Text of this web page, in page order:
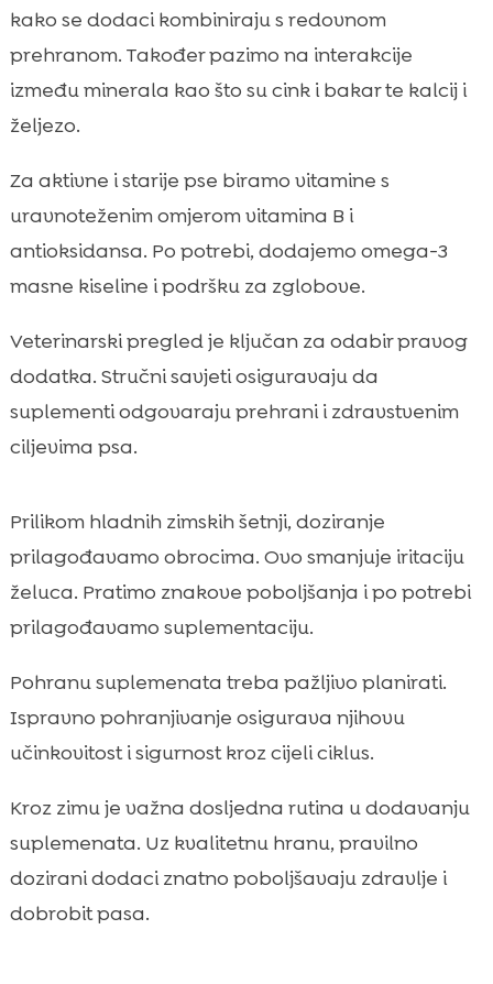
kako se dodaci kombiniraju s redovnom
prehranom. Također pazimo na interakcije
između minerala kao što su cink i bakar te kalcij i
željezo.
Za aktivne i starije pse biramo vitamine s
uravnoteženim omjerom vitamina B i
antioksidansa. Po potrebi, dodajemo omega-3
masne kiseline i podršku za zglobove.
Veterinarski pregled je ključan za odabir pravog
dodatka. Stručni savjeti osiguravaju da
suplementi odgovaraju prehrani i zdravstvenim
ciljevima psa.
Prilikom hladnih zimskih šetnji, doziranje
prilagođavamo obrocima. Ovo smanjuje iritaciju
želuca. Pratimo znakove poboljšanja i po potrebi
prilagođavamo suplementaciju.
Pohranu suplemenata treba pažljivo planirati.
Ispravno pohranjivanje osigurava njihovu
učinkovitost i sigurnost kroz cijeli ciklus.
Kroz zimu je važna dosljedna rutina u dodavanju
suplemenata. Uz kvalitetnu hranu, pravilno
dozirani dodaci znatno poboljšavaju zdravlje i
dobrobit pasa.